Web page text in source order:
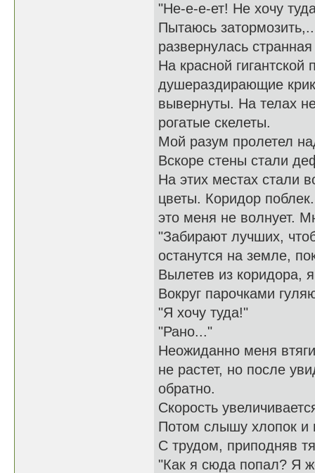
"Не-е-е-ет! Не хочу
Пытаюсь
развернулась
На красной
душераздирающие
вывернуты. На телах
рогатые скелеты.
Мой разум пролетел
Вскоре стены стали
На этих местах стали
цветы. Коридор
это меня не волнует.
"Забирают лучших,
останутся на земле,
Вылетев из коридора,
Вокруг парочками
"Я хочу туда!"
"Рано..."
Неожиданно меня
не растет, но после
обратно.
Скорость
Потом слышу хлопок и
С трудом, приподняв
"Как я сюда попал? Я